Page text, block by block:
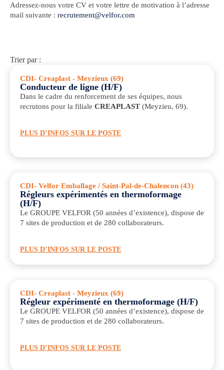
Adressez-nous votre CV et votre lettre de motivation à l’adresse
mail suivante : recrutement@velfor.com
Trier par :
CDI- Creaplast - Meyzieux (69)
Conducteur de ligne (H/F)
Dans le cadre du renforcement de ses équipes, nous
recrutons pour la filiale CREAPLAST (Meyzieu, 69).
PLUS D’INFOS SUR LE POSTE
CDI- Velfor Emballage / Saint-Pal-de-Chalencon (43)
Régleurs expérimentés en thermoformage
(H/F)
Le GROUPE VELFOR (50 années d’existence), dispose de
7 sites de production et de 280 collaborateurs.
PLUS D’INFOS SUR LE POSTE
CDI- Creaplast - Meyzieux (69)
Régleur expérimenté en thermoformage (H/F)
Le GROUPE VELFOR (50 années d’existence), dispose de
7 sites de production et de 280 collaborateurs.
PLUS D’INFOS SUR LE POSTE